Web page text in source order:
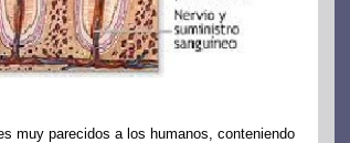
muy parecidos a los humanos, conteniendo